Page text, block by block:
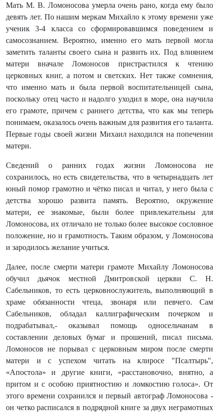
Мать М. В. Ломоносова умерла очень рано, когда ему было
девять лет. По нашим меркам Михайло к этому времени уже
ученик 3-4 класса со сформировавшимся поведением и
самосознанием. Вероятно, именно его мать первой могла
заметить таланты своего сына и развить их. Под влиянием
матери вначале Ломоносов пристрастился к чтению
церковных книг, а потом и светских. Нет также сомнения,
что именно мать и была первой воспитательницей сына,
поскольку отец часто и надолго уходил в море, она научила
его грамоте, причем с раннего детства, что как мы теперь
понимаем, оказалось очень важным для развития его таланта.
Первые годы своей жизни Михаил находился на попечении
матери.
Сведений о ранних годах жизни Ломоносова не
сохранилось, но есть свидетельства, что в четырнадцать лет
юный помор грамотно и чётко писал и читал, у него была с
детства хорошо развита память. Вероятно, окружение
матери, ее знакомые, были более привлекательны для
Ломоносова, их отличало не только более высокое сословное
положение, но и грамотность. Таким образом, у Ломоносова
и зародилось желание учиться.
Далее, после смерти матери грамоте Михайлу Ломоносова
обучил дьячок местной Дмитровской церкви С. Н.
Сабельников, то есть церковнослужитель, выполняющий в
храме обязанности чтеца, звонаря или певчего. Сам
Сабельников, обладал каллиграфическим почерком и
подрабатывал,- оказывал помощь односельчанам в
составлении деловых бумаг и прошений, писал письма.
Ломоносов не порывал с церковным миром после смерти
матери и с успехом читать на клиросе "Псалтырь",
«Апостола» и другие книги, «расстановочно, внятно, а
притом и с особою приятностию и ломкостию голоса». От
этого времени сохранился и первый автограф Ломоносова -
он четко расписался в подрядной книге за двух неграмотных